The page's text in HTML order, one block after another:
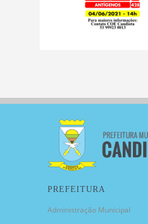
PREFEITURA
Administração Municipal